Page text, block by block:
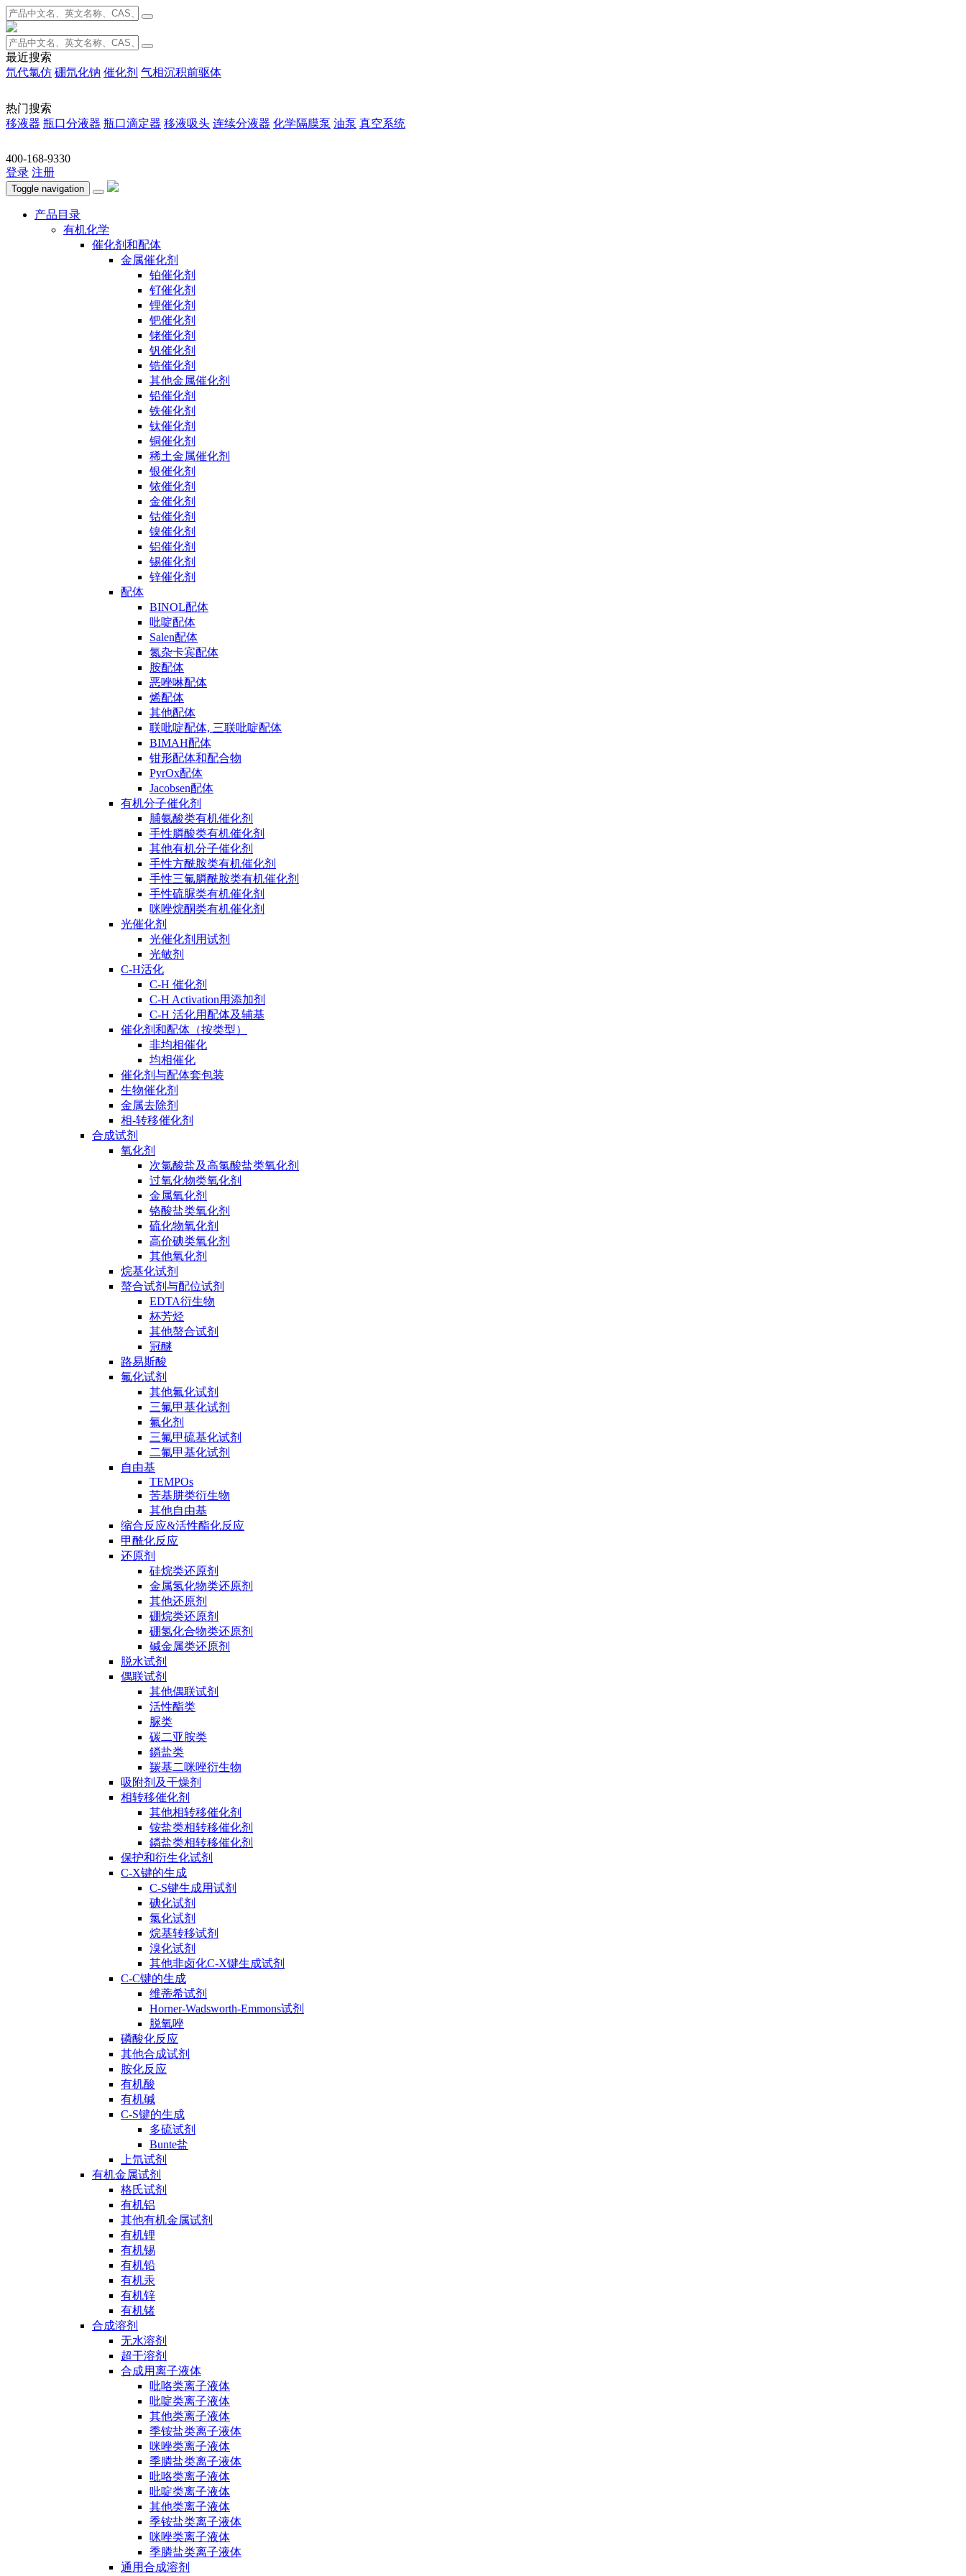
最近搜索
氘代氯仿 硼氘化钠 催化剂 气相沉积前驱体
热门搜索
移液器 瓶口分液器 瓶口滴定器 移液吸头 连续分液器 化学隔膜泵 油泵 真空系统
400-168-9330
登录 注册
Toggle navigation
产品目录
有机化学
催化剂和配体
金属催化剂
铂催化剂
钌催化剂
锂催化剂
钯催化剂
铑催化剂
钒催化剂
锆催化剂
其他金属催化剂
铅催化剂
铁催化剂
钛催化剂
铜催化剂
稀土金属催化剂
银催化剂
铱催化剂
金催化剂
钴催化剂
镍催化剂
铝催化剂
锡催化剂
锌催化剂
配体
BINOL配体
吡啶配体
Salen配体
氮杂卡宾配体
胺配体
恶唑啉配体
烯配体
其他配体
联吡啶配体, 三联吡啶配体
BIMAH配体
钳形配体和配合物
PyrOx配体
Jacobsen配体
有机分子催化剂
脯氨酸类有机催化剂
手性膦酸类有机催化剂
其他有机分子催化剂
手性方酰胺类有机催化剂
手性三氟膦酰胺类有机催化剂
手性硫脲类有机催化剂
咪唑烷酮类有机催化剂
光催化剂
光催化剂用试剂
光敏剂
C-H活化
C-H 催化剂
C-H Activation用添加剂
C-H 活化用配体及辅基
催化剂和配体（按类型）
非均相催化
均相催化
催化剂与配体套包装
生物催化剂
金属去除剂
相-转移催化剂
合成试剂
氧化剂
次氯酸盐及高氯酸盐类氧化剂
过氧化物类氧化剂
金属氧化剂
铬酸盐类氧化剂
硫化物氧化剂
高价碘类氧化剂
其他氧化剂
烷基化试剂
螯合试剂与配位试剂
EDTA衍生物
杯芳烃
其他螯合试剂
冠醚
路易斯酸
氟化试剂
其他氟化试剂
三氟甲基化试剂
氟化剂
三氟甲硫基化试剂
二氟甲基化试剂
自由基
TEMPOs
苦基肼类衍生物
其他自由基
缩合反应&活性酯化反应
甲酰化反应
还原剂
硅烷类还原剂
金属氢化物类还原剂
其他还原剂
硼烷类还原剂
硼氢化合物类还原剂
碱金属类还原剂
脱水试剂
偶联试剂
其他偶联试剂
活性酯类
脲类
碳二亚胺类
鏻盐类
羰基二咪唑衍生物
吸附剂及干燥剂
相转移催化剂
其他相转移催化剂
铵盐类相转移催化剂
鏻盐类相转移催化剂
保护和衍生化试剂
C-X键的生成
C-S键生成用试剂
碘化试剂
氯化试剂
烷基转移试剂
溴化试剂
其他非卤化C-X键生成试剂
C-C键的生成
维蒂希试剂
Horner-Wadsworth-Emmons试剂
脱氧唑
磷酸化反应
其他合成试剂
胺化反应
有机酸
有机碱
C-S键的生成
多硫试剂
Bunte盐
上氘试剂
有机金属试剂
格氏试剂
有机铝
其他有机金属试剂
有机锂
有机锡
有机铅
有机汞
有机锌
有机锗
合成溶剂
无水溶剂
超干溶剂
合成用离子液体
吡咯类离子液体
吡啶类离子液体
其他类离子液体
季铵盐类离子液体
咪唑类离子液体
季膦盐类离子液体
吡咯类离子液体
吡啶类离子液体
其他类离子液体
季铵盐类离子液体
咪唑类离子液体
季膦盐类离子液体
通用合成溶剂